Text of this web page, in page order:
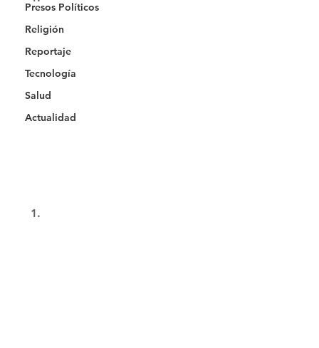
Presos Políticos
Religión
Reportaje
Tecnología
Salud
Actualidad